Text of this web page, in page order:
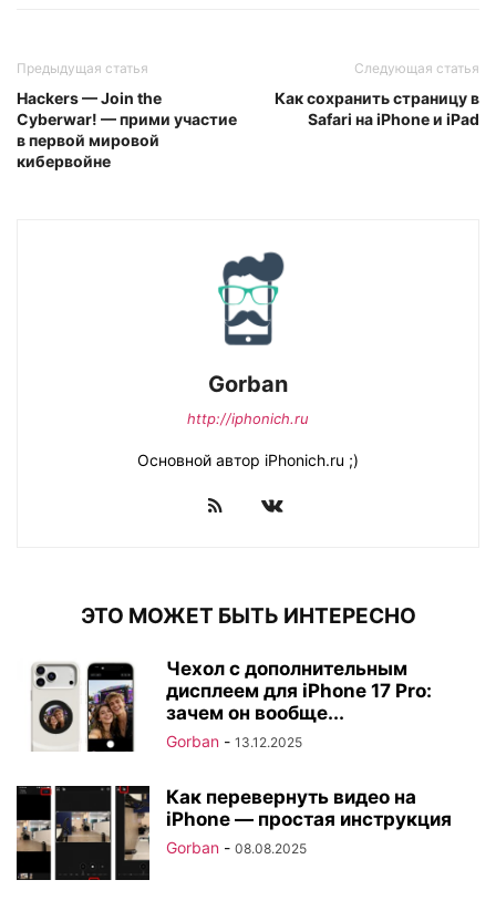
Предыдущая статья
Hackers — Join the
Cyberwar! — прими участие
в первой мировой
кибервойне
Следующая статья
Как сохранить страницу в
Safari на iPhone и iPad
Gorban
http://iphonich.ru
Основной автор iPhonich.ru ;)
ЭТО МОЖЕТ БЫТЬ ИНТЕРЕСНО
Чехол с дополнительным
дисплеем для iPhone 17 Pro:
зачем он вообще...
Gorban - 13.12.2025
Как перевернуть видео на
iPhone — простая инструкция
Gorban - 08.08.2025